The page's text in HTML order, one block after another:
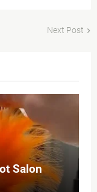
Next Post
Salon